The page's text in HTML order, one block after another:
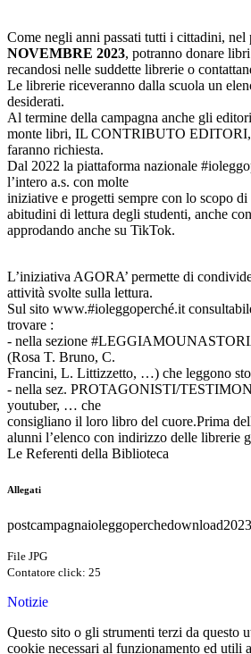
Come negli anni passati tutti i cittadini, nel
NOVEMBRE 2023, potranno donare
recandosi nelle suddette librerie o
Le librerie riceveranno dalla scuola un
desiderati.
Al termine della campagna anche gli
monte libri, IL CONTRIBUTO EDITORI,
faranno richiesta.
Dal 2022 la piattaforma nazionale
l’intero a.s. con molte
iniziative e progetti sempre con lo scopo
abitudini di lettura degli studenti, anche
approdando anche su TikTok.
L’iniziativa AGORA’ permette di
attività svolte sulla lettura.
Sul sito www.#ioleggoperché.it
trovare :
- nella sezione
(Rosa T. Bruno, C.
Francini, L. Littizzetto, …) che leggono
- nella sez. PROTAGONISTI/
youtuber, … che
consigliano il loro libro del cuore.Prima
alunni l’elenco con indirizzo delle librerie
Le Referenti della Biblioteca
Allegati
File JPG
Contatore click: 25
Notizie
Questo sito o gli strumenti terzi da questo
cookie necessari al funzionamento ed utili